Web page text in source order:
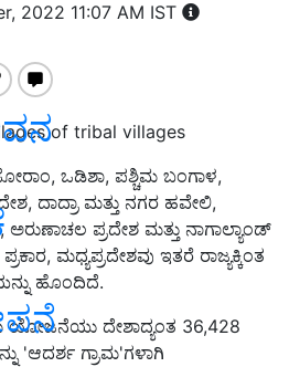
2022 11:07 AM IST
of tribal villages
ಒಡಿಶಾ, ಪಶ್ಚಿಮ ಬಂಗಾಳ,
ದಾದ್ರಾ ಮತ್ತು ನಗರ ಹವೇಲಿ,
ಅರುಣಾಚಲ ಪ್ರದೇಶ ಮತ್ತು ನಾಗಾಲ್ಯಾಂಡ್
ಮಧ್ಯಪ್ರದೇಶವು ಇತರೆ ರಾಜ್ಯಕ್ಕಿಂತ
ಹೊಂದಿದೆ.
ಯೋಜನೆಯು ದೇಶಾದ್ಯಂತ 36,428
'ಆದರ್ಶ ಗ್ರಾಮ'ಗಳಾಗಿ